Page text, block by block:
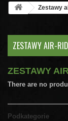
Zestawy
ZESTAWY AIR-
ZESTAWY
There are no
Podkategorie